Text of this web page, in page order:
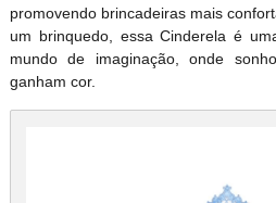
promovendo brincadeiras mais
um brinquedo, essa Cinderela é
mundo de imaginação, onde
ganham cor.